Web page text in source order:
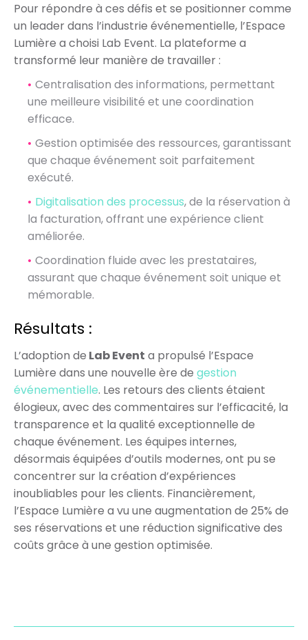
Pour répondre à ces défis et se positionner comme
un leader dans l’industrie événementielle, l’Espace
Lumière a choisi Lab Event. La plateforme a
transformé leur manière de travailler :
Centralisation des informations, permettant
une meilleure visibilité et une coordination
efficace.
Gestion optimisée des ressources, garantissant
que chaque événement soit parfaitement
exécuté.
Digitalisation des processus, de la réservation à
la facturation, offrant une expérience client
améliorée.
Coordination fluide avec les prestataires,
assurant que chaque événement soit unique et
mémorable.
Résultats :
L’adoption de Lab Event a propulsé l’Espace
Lumière dans une nouvelle ère de gestion
événementielle. Les retours des clients étaient
élogieux, avec des commentaires sur l’efficacité, la
transparence et la qualité exceptionnelle de
chaque événement. Les équipes internes,
désormais équipées d’outils modernes, ont pu se
concentrer sur la création d’expériences
inoubliables pour les clients. Financièrement,
l’Espace Lumière a vu une augmentation de 25% de
ses réservations et une réduction significative des
coûts grâce à une gestion optimisée.